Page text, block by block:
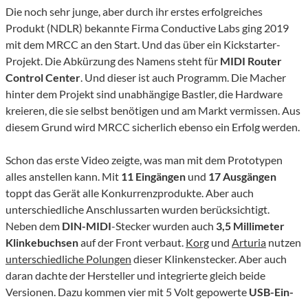
Die noch sehr junge, aber durch ihr erstes erfolgreiches
Produkt (NDLR) bekannte Firma Conductive Labs ging 2019
mit dem MRCC an den Start. Und das über ein Kickstarter-
Projekt. Die Abkürzung des Namens steht für MIDI Router
Control Center. Und dieser ist auch Programm. Die Macher
hinter dem Projekt sind unabhängige Bastler, die Hardware
kreieren, die sie selbst benötigen und am Markt vermissen. Aus
diesem Grund wird MRCC sicherlich ebenso ein Erfolg werden.
Schon das erste Video zeigte, was man mit dem Prototypen
alles anstellen kann. Mit 11 Eingängen und 17 Ausgängen
toppt das Gerät alle Konkurrenzprodukte. Aber auch
unterschiedliche Anschlussarten wurden berücksichtigt.
Neben dem DIN-MIDI-Stecker wurden auch 3,5 Millimeter
Klinkebuchsenauf der Front verbaut. Korg und Arturia nutzen
unterschiedliche Polungen dieser Klinkenstecker. Aber auch
daran dachte der Hersteller und integrierte gleich beide
Versionen. Dazu kommen vier mit 5 Volt gepowerte USB-Ein-